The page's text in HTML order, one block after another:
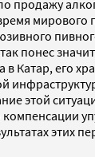
продажу
мирового
понес
в Катар, его
этой
этих